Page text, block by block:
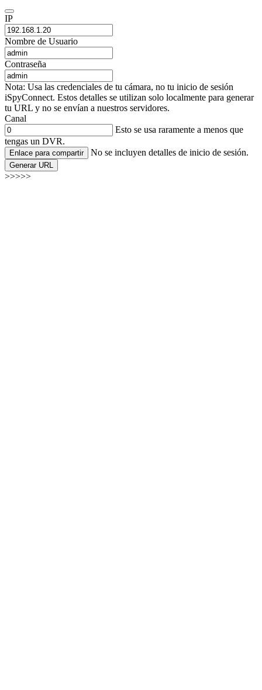
IP
Nombre de Usuario
Contraseña
Nota: Usa las credenciales de tu cámara, no tu inicio de sesión
iSpyConnect. Estos detalles se utilizan solo localmente para generar
tu URL y no se envían a nuestros servidores.
Canal
Esto se usa raramente a menos que
tengas un DVR.
Enlace para compartir No se incluyen detalles de inicio de sesión.
Generar URL
>>>>>